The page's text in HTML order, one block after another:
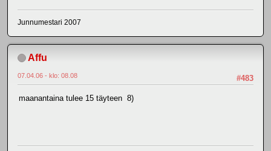
Junnumestari 2007
Affu
#483
07.04.06 - klo: 08.08
maanantaina tulee 15 täyteen 8)